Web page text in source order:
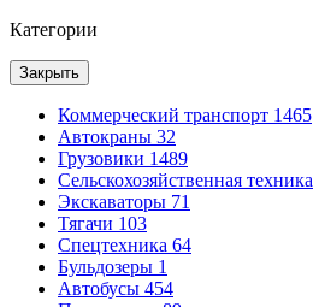
Категории
Закрыть
Коммерческий транспорт 1465
Автокраны 32
Грузовики 1489
Сельскохозяйственная техника
Экскаваторы 71
Тягачи 103
Спецтехника 64
Бульдозеры 1
Автобусы 454